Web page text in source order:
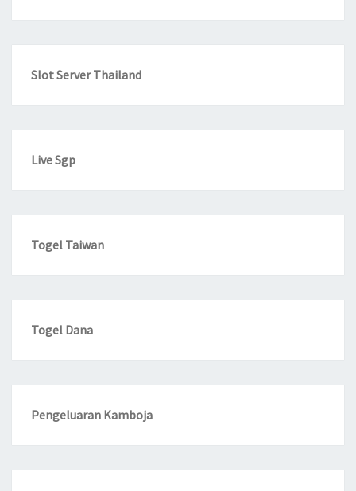
Slot Server Thailand
Live Sgp
Togel Taiwan
Togel Dana
Pengeluaran Kamboja